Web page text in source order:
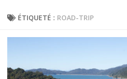
ÉTIQUETÉ : ROAD-TRIP